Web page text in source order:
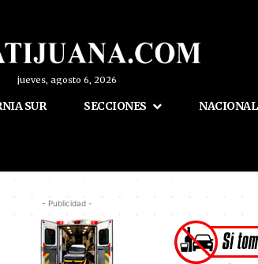
jueves, agosto 6, 2026
SUR SECCIONES NACIONAL
- Publicidad -